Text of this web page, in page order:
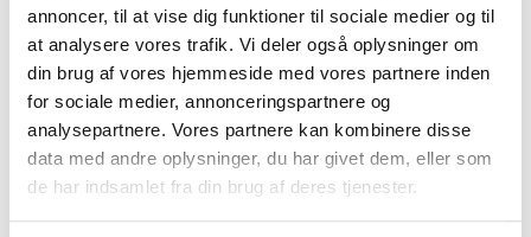
annoncer, til at vise dig funktioner til sociale medier og til
at analysere vores trafik. Vi deler også oplysninger om
din brug af vores hjemmeside med vores partnere inden
for sociale medier, annonceringspartnere og
analysepartnere. Vores partnere kan kombinere disse
data med andre oplysninger, du har givet dem, eller som
de har indsamlet fra din brug af deres tjenester.
Har du brug for hjælp?
Vi er her for at hjælpe dig. Du er velkommen til at kontakte
os, hvis du har spørgsmål eller brug for assistance.
59 45 10 14
Find nærmeste afdeling